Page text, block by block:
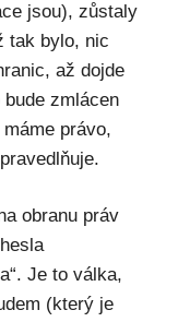
jsou), zůstaly
tak bylo, nic
až dojde
zmlácen
právo,
obranu práv
Je to válka,
(který je